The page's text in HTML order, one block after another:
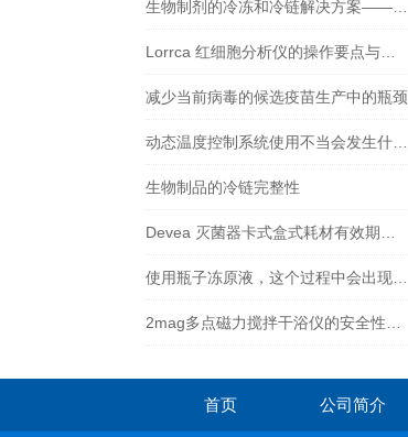
减少当前病毒的候选疫苗生产中的瓶颈
生物制品的冷链完整性
首页 公司简介